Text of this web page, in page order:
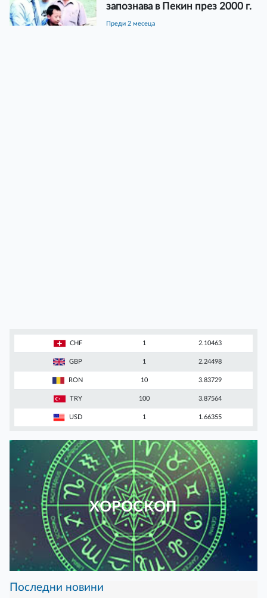
запознава в Пекин през 2000 г.
преди 2 месеца
CHF 1 2.10463
GBP 1 2.24498
RON 10 3.83729
TRY 100 3.87564
USD 1 1.66355
ХОРОСКОП
Последни новини